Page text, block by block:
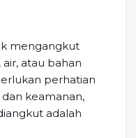
mengangkut
atau bahan
perhatian
keamanan,
adalah